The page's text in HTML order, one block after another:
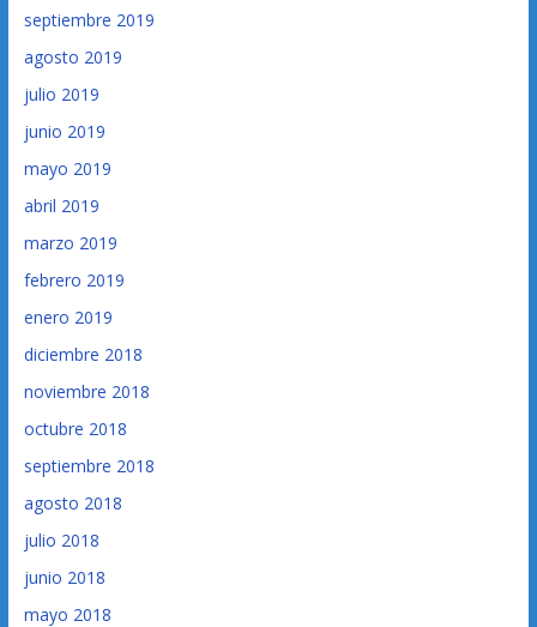
septiembre 2019
agosto 2019
julio 2019
junio 2019
mayo 2019
abril 2019
marzo 2019
febrero 2019
enero 2019
diciembre 2018
noviembre 2018
octubre 2018
septiembre 2018
agosto 2018
julio 2018
junio 2018
mayo 2018